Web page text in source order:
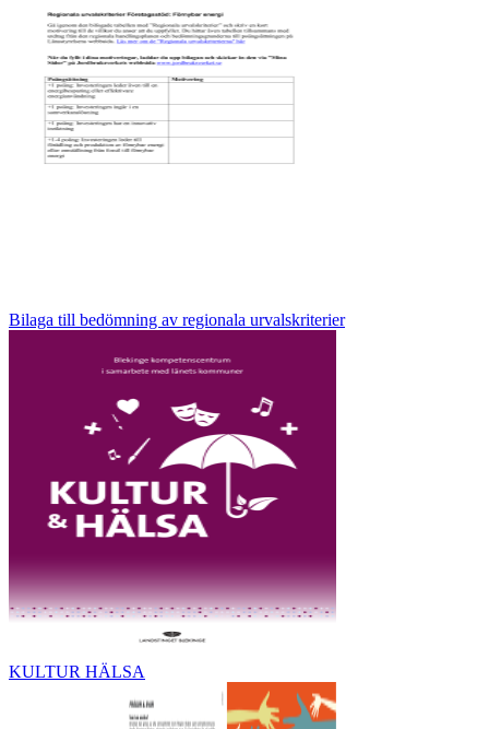
Bilaga till bedömning av regionala urvalskriterier
KULTUR HÄLSA